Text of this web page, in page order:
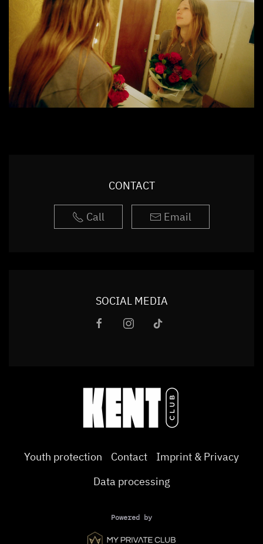
CONTACT
Call Email
SOCIAL MEDIA
Youth protection Contact
Imprint & Privacy
Data processing
Powered by